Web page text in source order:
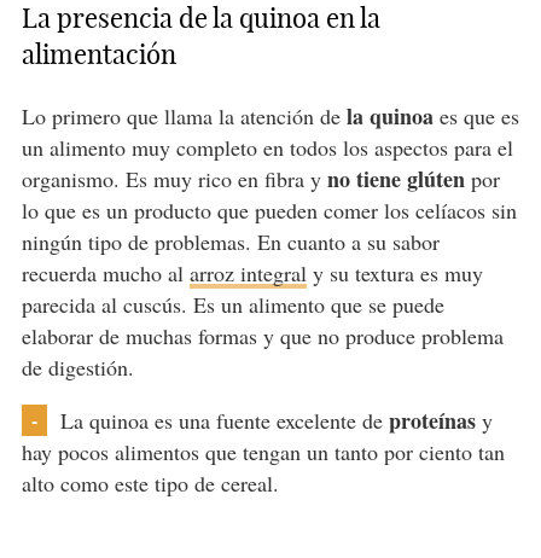
La presencia de la quinoa en la
alimentación
Lo primero que llama la atención dela quinoaes que es
un alimento muy completo en todos los aspectos para el
organismo. Es muy rico en fibra y no tiene glútenpor
lo que es un producto que pueden comer los celíacos sin
ningún tipo de problemas. En cuanto a su sabor
recuerda mucho al arroz integraly su textura es muy
parecida al cuscús. Es un alimento que se puede
elaborar de muchas formas y que no produce problema
de digestión.
- La quinoa es una fuente excelente de proteínasy
hay pocos alimentos que tengan un tanto por ciento tan
alto como este tipo de cereal.